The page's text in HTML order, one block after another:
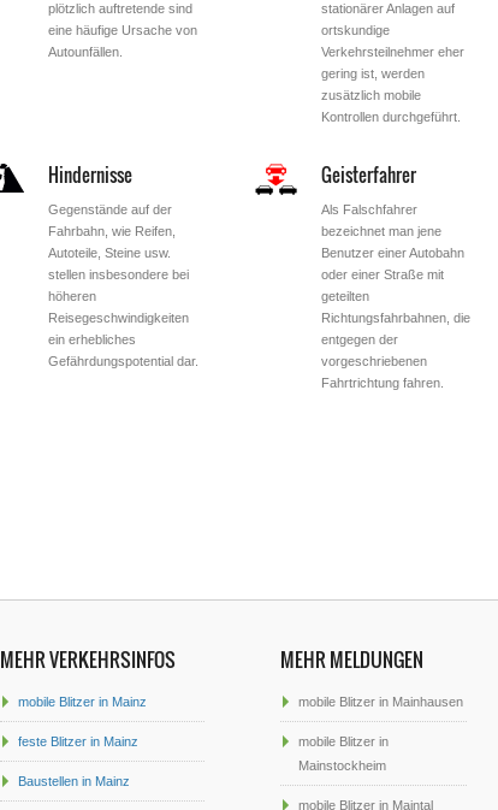
plötzlich auftretende sind
eine häufige Ursache von
Autounfällen.
stationärer Anlagen auf
ortskundige
Verkehrsteilnehmer eher
gering ist, werden
zusätzlich mobile
Kontrollen durchgeführt.
Hindernisse
Gegenstände auf der
Fahrbahn, wie Reifen,
Autoteile, Steine usw.
stellen insbesondere bei
höheren
Reisegeschwindigkeiten
ein erhebliches
Gefährdungspotential dar.
Geisterfahrer
Als Falschfahrer
bezeichnet man jene
Benutzer einer Autobahn
oder einer Straße mit
geteilten
Richtungsfahrbahnen, die
entgegen der
vorgeschriebenen
Fahrtrichtung fahren.
MEHR VERKEHRSINFOS
mobile Blitzer in Mainz
feste Blitzer in Mainz
Baustellen in Mainz
MEHR MELDUNGEN
mobile Blitzer in Mainhausen
mobile Blitzer in
Mainstockheim
mobile Blitzer in Maintal